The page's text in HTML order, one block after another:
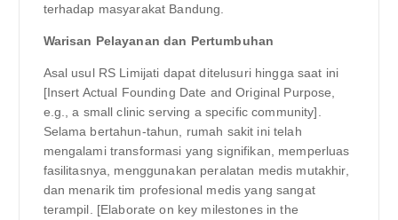
terhadap masyarakat Bandung.
Warisan Pelayanan dan Pertumbuhan
Asal usul RS Limijati dapat ditelusuri hingga saat ini
[Insert Actual Founding Date and Original Purpose,
e.g., a small clinic serving a specific community].
Selama bertahun-tahun, rumah sakit ini telah
mengalami transformasi yang signifikan, memperluas
fasilitasnya, menggunakan peralatan medis mutakhir,
dan menarik tim profesional medis yang sangat
terampil. [Elaborate on key milestones in the